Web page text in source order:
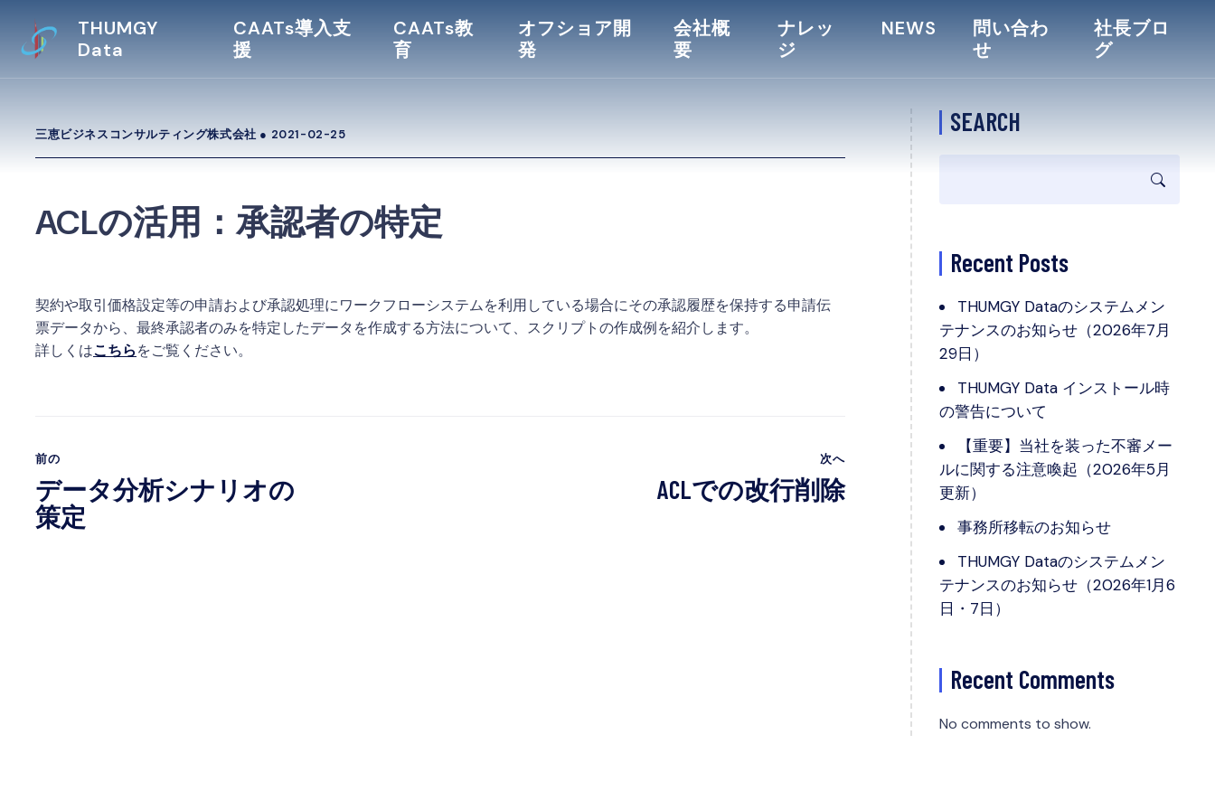
THUMGY
Data
CAATs導入支
援
CAATs教
育
オフショア開
発
会社概
要
ナレッ
ジ
NEWS
問い合わ
せ
社長ブロ
グ
三恵ビジネスコンサルティング株式会社 ● 2021-02-25
ACLの活用：承認者の特定
契約や取引価格設定等の申請および承認処理にワークフローシステムを利用している場合にその承認履歴を保持する申請伝
票データから、最終承認者のみを特定したデータを作成する方法について、スクリプトの作成例を紹介します。
詳しくはこちらをご覧ください。
前の
データ分析シナリオの
策定
次へ
ACLでの改行削除
SEARCH
Recent Posts
THUMGY Dataのシステムメン
テナンスのお知らせ（2026年7月
29日）
THUMGY Data インストール時
の警告について
【重要】当社を装った不審メー
ルに関する注意喚起（2026年5月
更新）
事務所移転のお知らせ
THUMGY Dataのシステムメン
テナンスのお知らせ（2026年1月6
日・7日）
Recent Comments
No comments to show.